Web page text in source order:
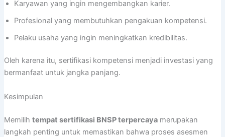
Karyawan yang ingin mengembangkan karier.
Profesional yang membutuhkan pengakuan kompetensi.
Pelaku usaha yang ingin meningkatkan kredibilitas.
Oleh karena itu, sertifikasi kompetensi menjadi investasi yang
bermanfaat untuk jangka panjang.
Kesimpulan
Memilih tempat sertifikasi BNSP terpercayamerupakan
langkah penting untuk memastikan bahwa proses asesmen